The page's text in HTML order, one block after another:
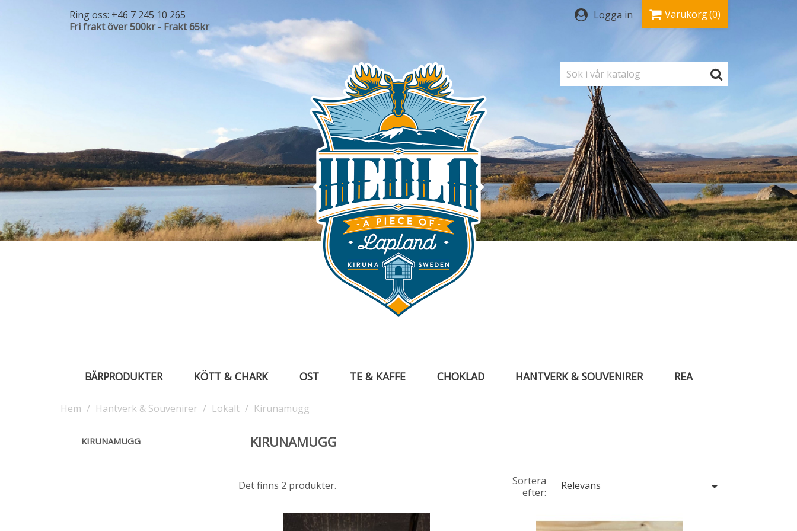
Ring oss: +46 7 245 10 265
Fri frakt över 500kr - Frakt 65kr
Logga in Varukorg(0)
BÄRPRODUKTER KÖTT & CHARK OST TE & KAFFE CHOKLAD HANTVERK & SOUVENIRER REA
Hem Hantverk & Souvenirer Lokalt Kirunamugg
KIRUNAMUGG KIRUNAMUGG
Det finns 2 produkter.
Sortera
efter:
Relevans 